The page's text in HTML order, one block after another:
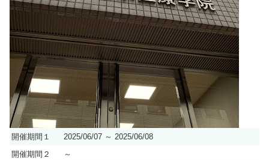
開催期間１
2025/06/07 ～ 2025/06/08
開催期間２
～